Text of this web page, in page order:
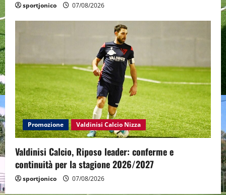
sportjonico 07/08/2026
Promozione Valdinisi Calcio Nizza
Valdinisi Calcio, Riposo leader: conferme e
continuità per la stagione 2026/2027
sportjonico 07/08/2026